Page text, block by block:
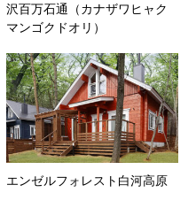
沢百万石通（カナザワヒャク
マンゴクドオリ）
エンゼルフォレスト白河高原